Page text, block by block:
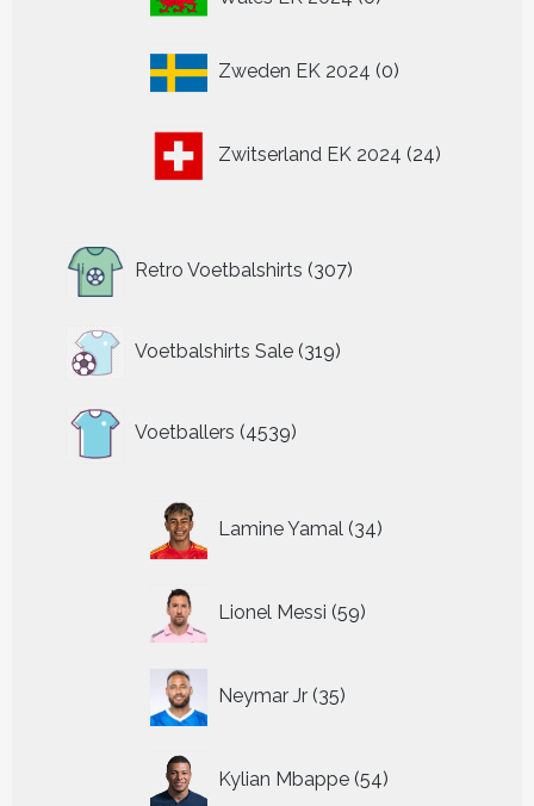
Zweden EK 2024 0
producten
Zwitserland EK 2024 24
producten
Retro Voetbalshirts 307
producten
Voetbalshirts Sale 319
319
producten
Voetballers 4539
producten
Lamine Yamal 34
producten
Lionel Messi 59
producten
Neymar Jr 35
producten
Kylian Mbappe 54
producten